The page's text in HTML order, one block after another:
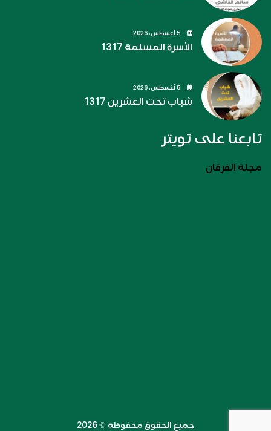
الأسرة المسلمة 1317
شباب تحت العشرين 1317
تابعنا على تويتر
مجلة الفرقان
جميع الحقوق محفوظة ©️ 2026